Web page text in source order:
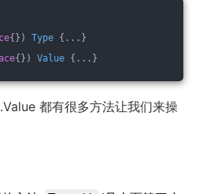
{}) Type {...}
{}) Value {...}
都有很多方法让我们来操